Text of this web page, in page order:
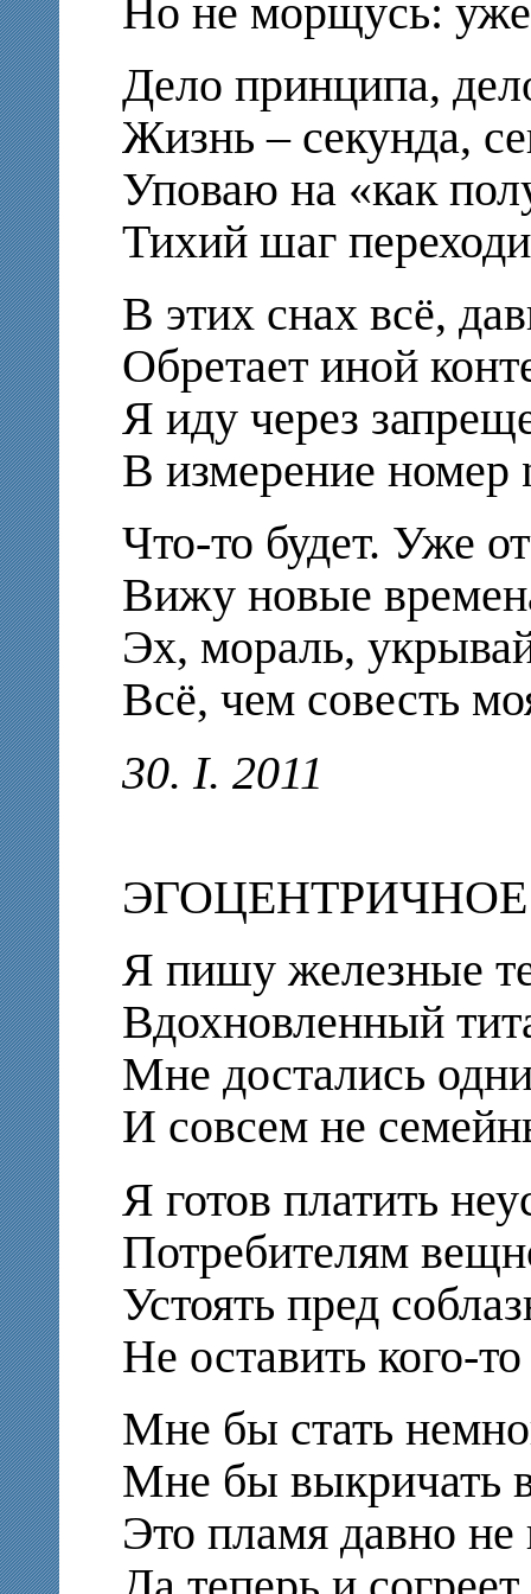
Но не морщусь:
Дело принципа,
Жизнь – секунда,
Уповаю на «как
Тихий шаг
В этих снах всё,
Обретает иной
Я иду через
В измерение номер
Что-то будет. Уже
Вижу новые
Эх, мораль,
Всё, чем совесть
30. I. 2011
ЭГОЦЕНТРИЧНОЕ
Я пишу железные
Вдохновленный
Мне достались
И совсем не
Я готов платить
Потребителям
Устоять пред
Не оставить кого-
Мне бы стать
Мне бы выкричать
Это пламя давно не